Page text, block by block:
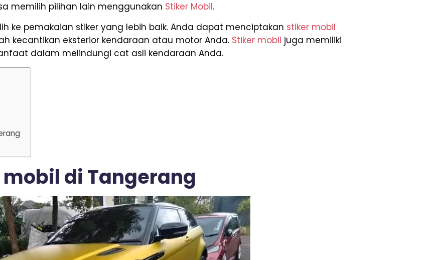
memilih pilihan lain menggunakan Stiker Mobil.
ke pemakaian stiker yang lebih baik. Anda dapat menciptakan stiker mobil
kecantikan eksterior kendaraan atau motor Anda. Stiker mobil juga memiliki
dalam melindungi cat asli kendaraan Anda.
di Tangerang